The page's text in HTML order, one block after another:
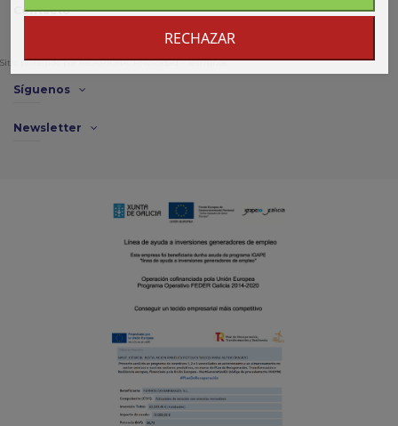
Contacto
Sitio protegido por reCAPTCHA.Privacidad-Términos
RECHAZAR
Síguenos
Newsletter